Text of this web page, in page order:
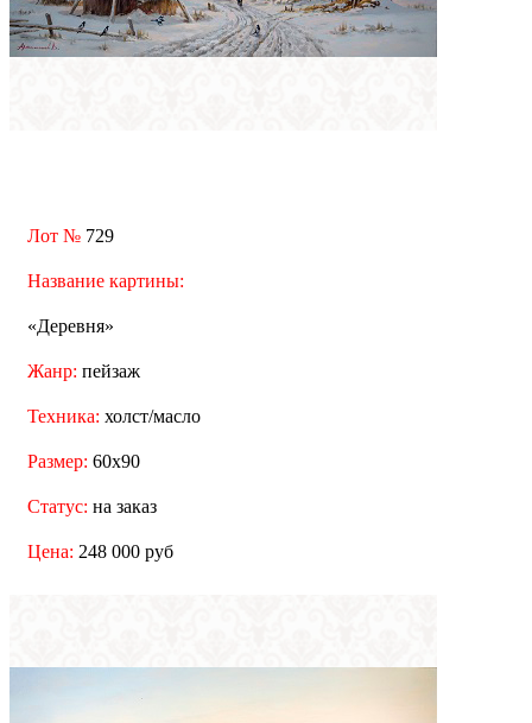
Лот № 729
Название картины:
«Деревня»
Жанр: пейзаж
Техника: холст/масло
Размер: 60x90
Статус: на заказ
Цена: 248 000 руб